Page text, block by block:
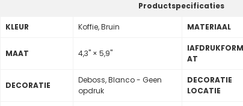
Productspecificaties
KLEUR Koffie, Bruin MATERIAAL
MAAT 4,3" × 5,9"
AT
DECORATIE
Deboss, Blanco - Geen
opdruk
DECORATIE
LOCATIE